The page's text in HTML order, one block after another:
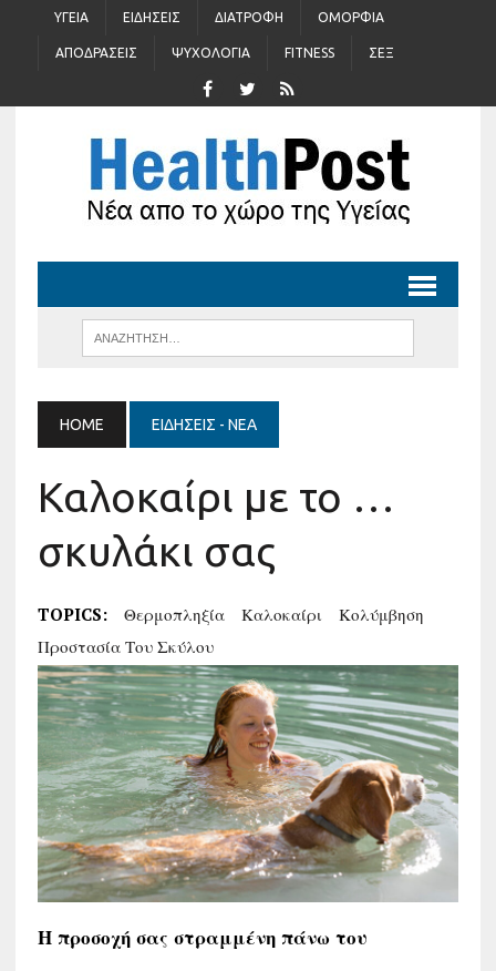
ΥΓΕΊΑ ΕΙΔΉΣΕΙΣ ΔΙΑΤΡΟΦΉ ΟΜΟΡΦΙΆ
ΑΠΟΔΡΆΣΕΙΣ ΨΥΧΟΛΟΓΊΑ FITNESS ΣΈΞ
HOME ΕΙΔΉΣΕΙΣ - ΝΈΑ
Καλοκαίρι με το …
σκυλάκι σας
TOPICS: Θερμοπληξία Καλοκαίρι
Κολύμβηση
Προστασία Του Σκύλου
Η προσοχή σας στραμμένη πάνω του